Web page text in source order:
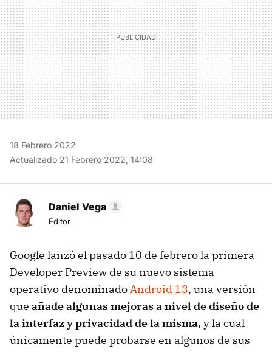
18 Febrero 2022
Actualizado 21 Febrero 2022, 14:08
Daniel Vega
Editor
Google lanzó el pasado 10 de febrero la primera
Developer Preview de su nuevo sistema
operativo denominadoAndroid 13, una versión
que añade algunas mejoras a nivel de diseño de
la interfaz y privacidad de la misma, y la cual
únicamente puede probarse en algunos de sus